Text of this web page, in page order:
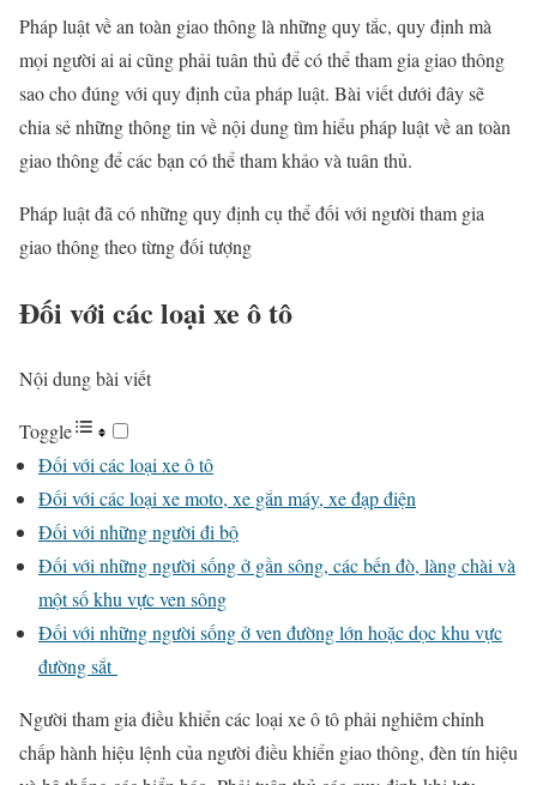
Pháp luật về an toàn giao thông là những quy tắc, quy định mà
mọi người ai ai cũng phải tuân thủ để có thể tham gia giao thông
sao cho đúng với quy định của pháp luật. Bài viết dưới đây sẽ
chia sẻ những thông tin về nội dung tìm hiểu pháp luật về an toàn
giao thông để các bạn có thể tham khảo và tuân thủ.
Pháp luật đã có những quy định cụ thể đối với người tham gia
giao thông theo từng đối tượng
Đối với các loại xe ô tô
Nội dung bài viết
Toggle
Đối với các loại xe ô tô
Đối với các loại xe moto, xe gắn máy, xe đạp điện
Đối với những người đi bộ
Đối với những người sống ở gần sông, các bến đò, làng chài và
một số khu vực ven sông
Đối với những người sống ở ven đường lớn hoặc dọc khu vực
đường sắt
Người tham gia điều khiển các loại xe ô tô phải nghiêm chỉnh
chấp hành hiệu lệnh của người điều khiển giao thông, đèn tín hiệu